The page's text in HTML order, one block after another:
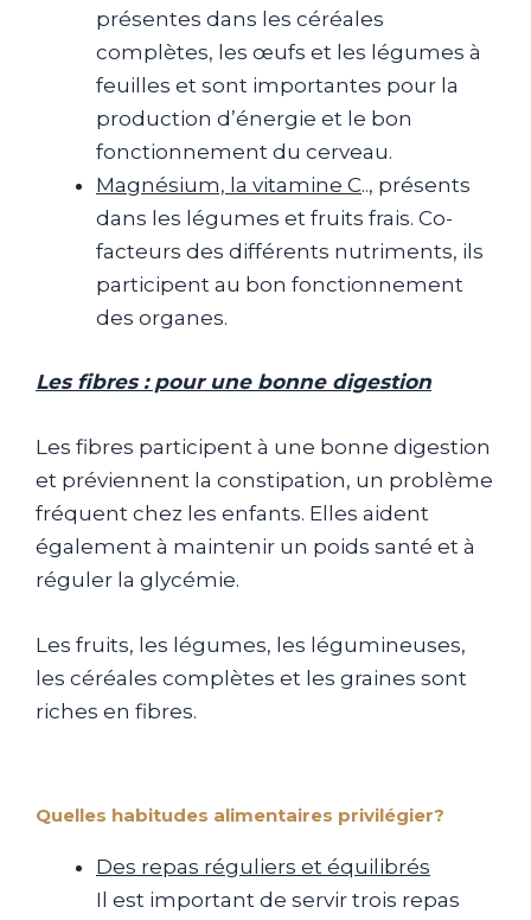
présentes dans les céréales
complètes, les œufs et les légumes à
feuilles et sont importantes pour la
production d’énergie et le bon
fonctionnement du cerveau.
Magnésium, la vitamine C.., présents
dans les légumes et fruits frais. Co-
facteurs des différents nutriments, ils
participent au bon fonctionnement
des organes.
Les fibres : pour une bonne digestion
Les fibres participent à une bonne digestion
et préviennent la constipation, un problème
fréquent chez les enfants. Elles aident
également à maintenir un poids santé et à
réguler la glycémie.
Les fruits, les légumes, les légumineuses,
les céréales complètes et les graines sont
riches en fibres.
Quelles habitudes alimentaires privilégier?
Des repas réguliers et équilibrés
Il est important de servir trois repas